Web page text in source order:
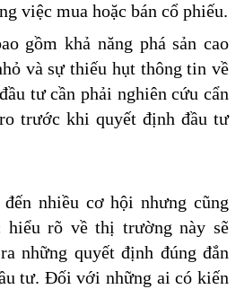
việc mua hoặc bán cổ phiếu.
gồm khả năng phá sản cao
và sự thiếu hụt thông tin về
tư cần phải nghiên cứu cẩn
trước khi quyết định đầu tư
nhiều cơ hội nhưng cũng
rõ về thị trường này sẽ
những quyết định đúng đắn
tư. Đối với những ai có kiến